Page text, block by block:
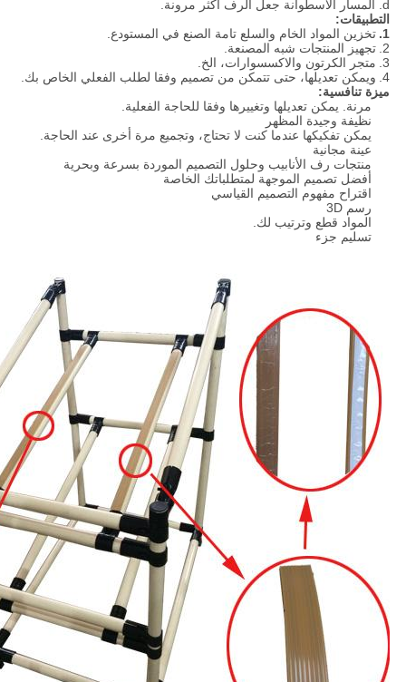
d. المسار الأسطوانة جعل الرف أكثر مرونة.
التطبيقات:
1. تخزين المواد الخام والسلع تامة الصنع في المستودع.
2. تجهيز المنتجات شبه المصنعة.
3. متجر الكرتون والاكسسوارات، الخ.
4. ويمكن تعديلها، حتى تتمكن من تصميم وفقا لطلب الفعلي الخاص بك.
ميزة تنافسية:
مرنة. يمكن تعديلها وتغييرها وفقا للحاجة الفعلية.
نظيفة وجيدة المظهر
يمكن تفكيكها عندما كنت لا تحتاج، وتجميع مرة أخرى عند الحاجة.
عينة مجانية
منتجات رف الأنابيب وحلول التصميم الموردة بسرعة وبحرية
أفضل تصميم الموجهة لمتطلباتك الخاصة
اقتراح مفهوم التصميم القياسي
رسم 3D
المواد قطع وترتيب لك.
تسليم جزء